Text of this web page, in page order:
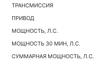
ТРАНСМИССИЯ
ПРИВОД
МОЩНОСТЬ, Л.С.
МОЩНОСТЬ 30 МИН, Л.С.
СУММАРНАЯ МОЩНОСТЬ, Л.С.